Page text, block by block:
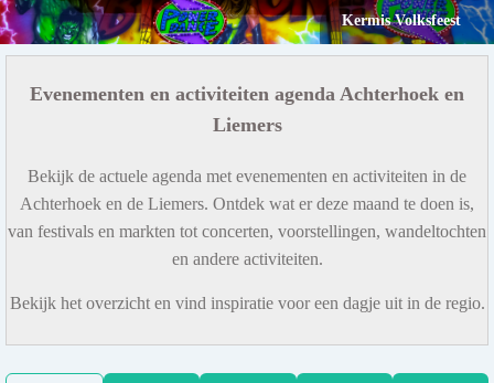
Kermis Volksfeest
Evenementen en activiteiten agenda Achterhoek en
Liemers
Bekijk de actuele agenda met evenementen en activiteiten in de
Achterhoek en de Liemers. Ontdek wat er deze maand te doen is,
van festivals en markten tot concerten, voorstellingen, wandeltochten
en andere activiteiten.
Bekijk het overzicht en vind inspiratie voor een dagje uit in de regio.